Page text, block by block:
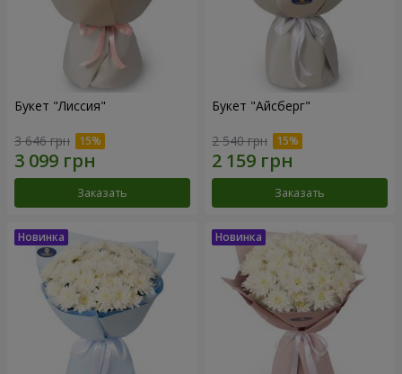
Букет "Лиссия"
3 646 грн
Заказать
Букет "Айсберг"
2 540 грн
Заказать